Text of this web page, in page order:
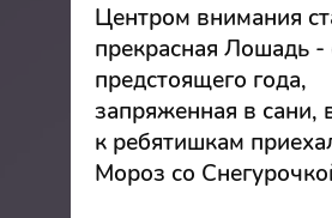
Центром внимания
прекрасная Лошадь -
предстоящего года,
запряженная в сани,
к ребятишкам
Мороз со